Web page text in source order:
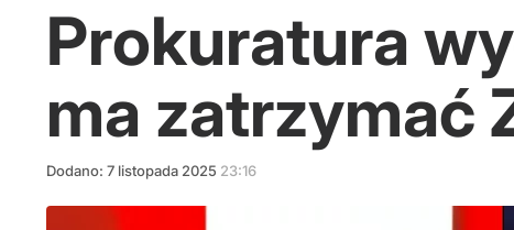
Prokuratura
ma zatrzymać
Dodano: 7 listopada 2025 23:16